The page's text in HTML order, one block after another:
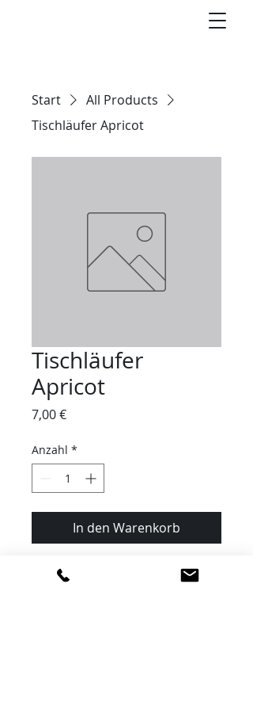
Start
All Products
Tischläufer Apricot
Tischläufer
Apricot
7,00 €Preis
Anzahl *
In den Warenkorb
180x40cm